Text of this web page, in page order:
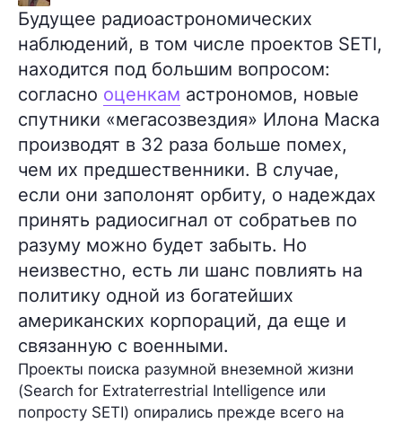
Будущее радиоастрономических
наблюдений, в том числе проектов SETI,
находится под большим вопросом:
согласно оценкам астрономов, новые
спутники «мегасозвездия» Илона Маска
производят в 32 раза больше помех,
чем их предшественники. В случае,
если они заполонят орбиту, о надеждах
принять радиосигнал от собратьев по
разуму можно будет забыть. Но
неизвестно, есть ли шанс повлиять на
политику одной из богатейших
американских корпораций, да еще и
связанную с военными.
Проекты поиска разумной внеземной жизни
(Search for Extraterrestrial Intelligence или
попросту SETI) опирались прежде всего на